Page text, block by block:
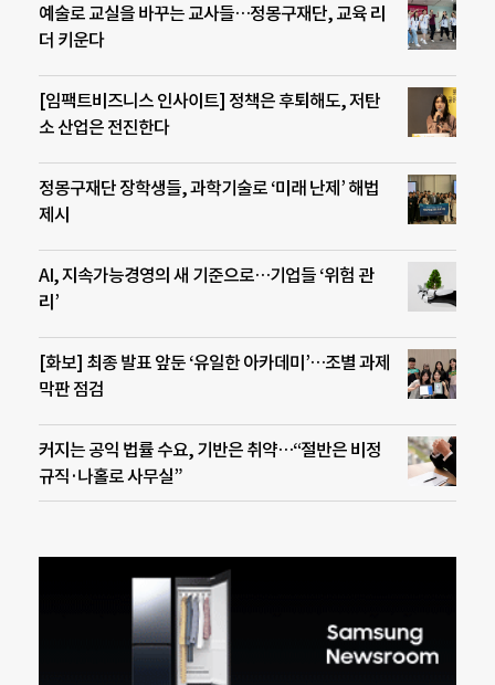
예술로 교실을 바꾸는 교사들…정몽구재단, 교육 리
더 키운다
[임팩트비즈니스 인사이트] 정책은 후퇴해도, 저탄
소 산업은 전진한다
정몽구재단 장학생들, 과학기술로 ‘미래 난제’ 해법
제시
AI, 지속가능경영의 새 기준으로…기업들 ‘위험 관
리’
[화보] 최종 발표 앞둔 ‘유일한 아카데미’…조별 과제
막판 점검
커지는 공익 법률 수요, 기반은 취약…“절반은 비정
규직·나홀로 사무실”